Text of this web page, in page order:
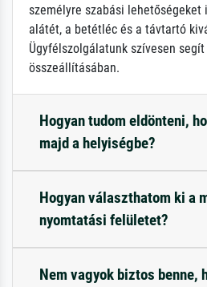
személyre szabási lehetőségeket
alátét, a betétléc és a távtartó
Ügyfélszolgálatunk szívesen
összeállításában.
Hogyan tudom eldönteni,
majd a helyiségbe?
Hogyan választhatom ki a
nyomtatási felületet?
Nem vagyok biztos benne,